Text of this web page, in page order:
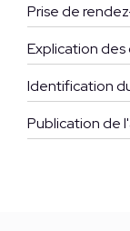
Prise de
Explication
Identification
Publication de